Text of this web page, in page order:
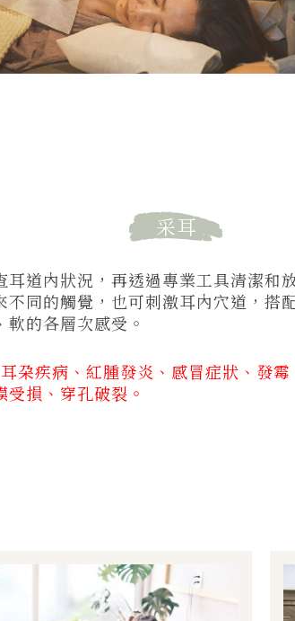
采耳
耳道內狀況，再透過專業工具清潔和
不同的觸覺，也可刺激耳內穴道，搭
軟的各層次感受。
朶疾病、紅腫發炎、感冒症狀、發
受損、穿孔破裂。